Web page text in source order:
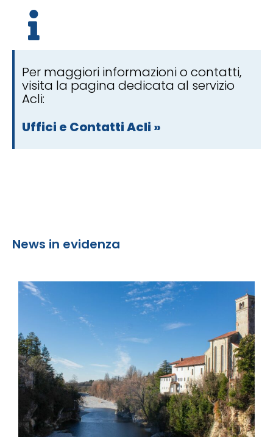
Per maggiori informazioni o contatti,
visita la pagina dedicata al servizio
Acli:
Uffici e Contatti Acli »
News in evidenza